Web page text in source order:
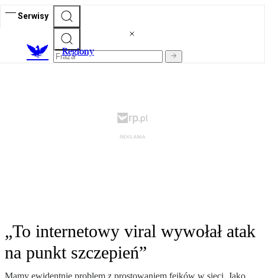
Serwisy
Regiony
„To internetowy viral wywołał atak
na punkt szczepień”
Mamy ewidentnie problem z prostowaniem fejków w sieci. Jako